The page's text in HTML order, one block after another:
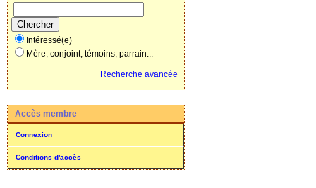
Intéressé(e)
Mère, conjoint, témoins, parrain...
Recherche avancée
Accès membre
Connexion
Conditions d'accès